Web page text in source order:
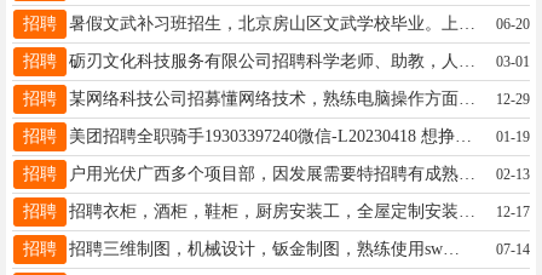
招聘 06-20
招聘 03-01
招聘 12-29
招聘 美团招聘全职骑手19303397240微信-L20230418 想挣钱好好干的来，非诚勿扰 01-19
招聘 户用光伏广西多个项目部，因发展需要特招聘有成熟经验的开发团队，市场前景广阔，待遇丰厚，结算最快，电话☎️15130188108 02-13
招聘 12-17
招聘 招聘三维制图，机械设计，钣金制图，熟练使用sw、CAD等机械设计软件，月薪5000-8000，每周单休。试用期3个月，转正后可入三险。15933716830/19061799521 07-14